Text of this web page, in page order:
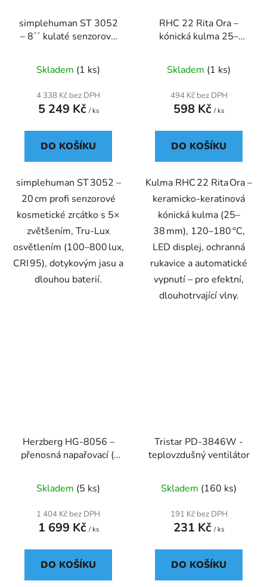
simplehuman ST 3052
– 8´´ kulaté senzorové
Skladem (1 ks)
4 338 Kč bez DPH
5 249 Kč / ks
DO KOŠÍKU
simplehuman ST 3052 –
20 cm profi senzorové
kosmetické zrcátko s 5×
zvětšením, Tru‑Lux
osvětlením (100–800 lux,
CRI 95), dotykovým jasu a
dlouhou baterií.
RHC 22 Rita Ora –
kónická kulma 25–
keratinovým povrchem
Skladem (1 ks)
494 Kč bez DPH
598 Kč / ks
DO KOŠÍKU
Kulma RHC 22 Rita Ora –
keramicko‑keratinová
kónická kulma (25–
38 mm), 120–180 °C,
LED displej, ochranná
rukavice a automatické
vypnutí – pro efektní,
dlouhotrvající vlny.
Herzberg HG-8056 –
přenosná napařovací (i
Skladem (5 ks)
1 404 Kč bez DPH
1 699 Kč / ks
DO KOŠÍKU
Tristar PD-3846W -
teplovzdušný ventilátor
Skladem (160 ks)
191 Kč bez DPH
231 Kč / ks
DO KOŠÍKU